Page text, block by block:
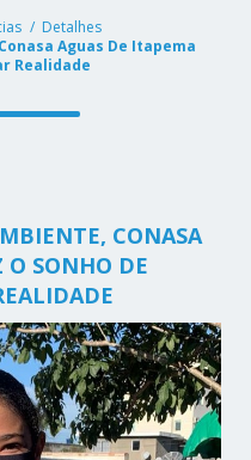
Detalhes
Aguas De Itapema
Realidade
CONASA
O SONHO DE